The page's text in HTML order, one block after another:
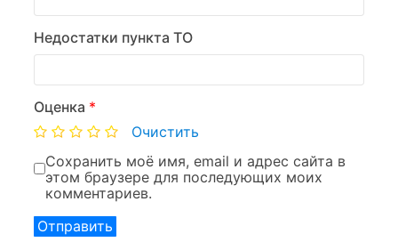
Недостатки пункта ТО
Оценка *
Очистить
Сохранить моё имя, email и адрес сайта в
этом браузере для последующих моих
комментариев.